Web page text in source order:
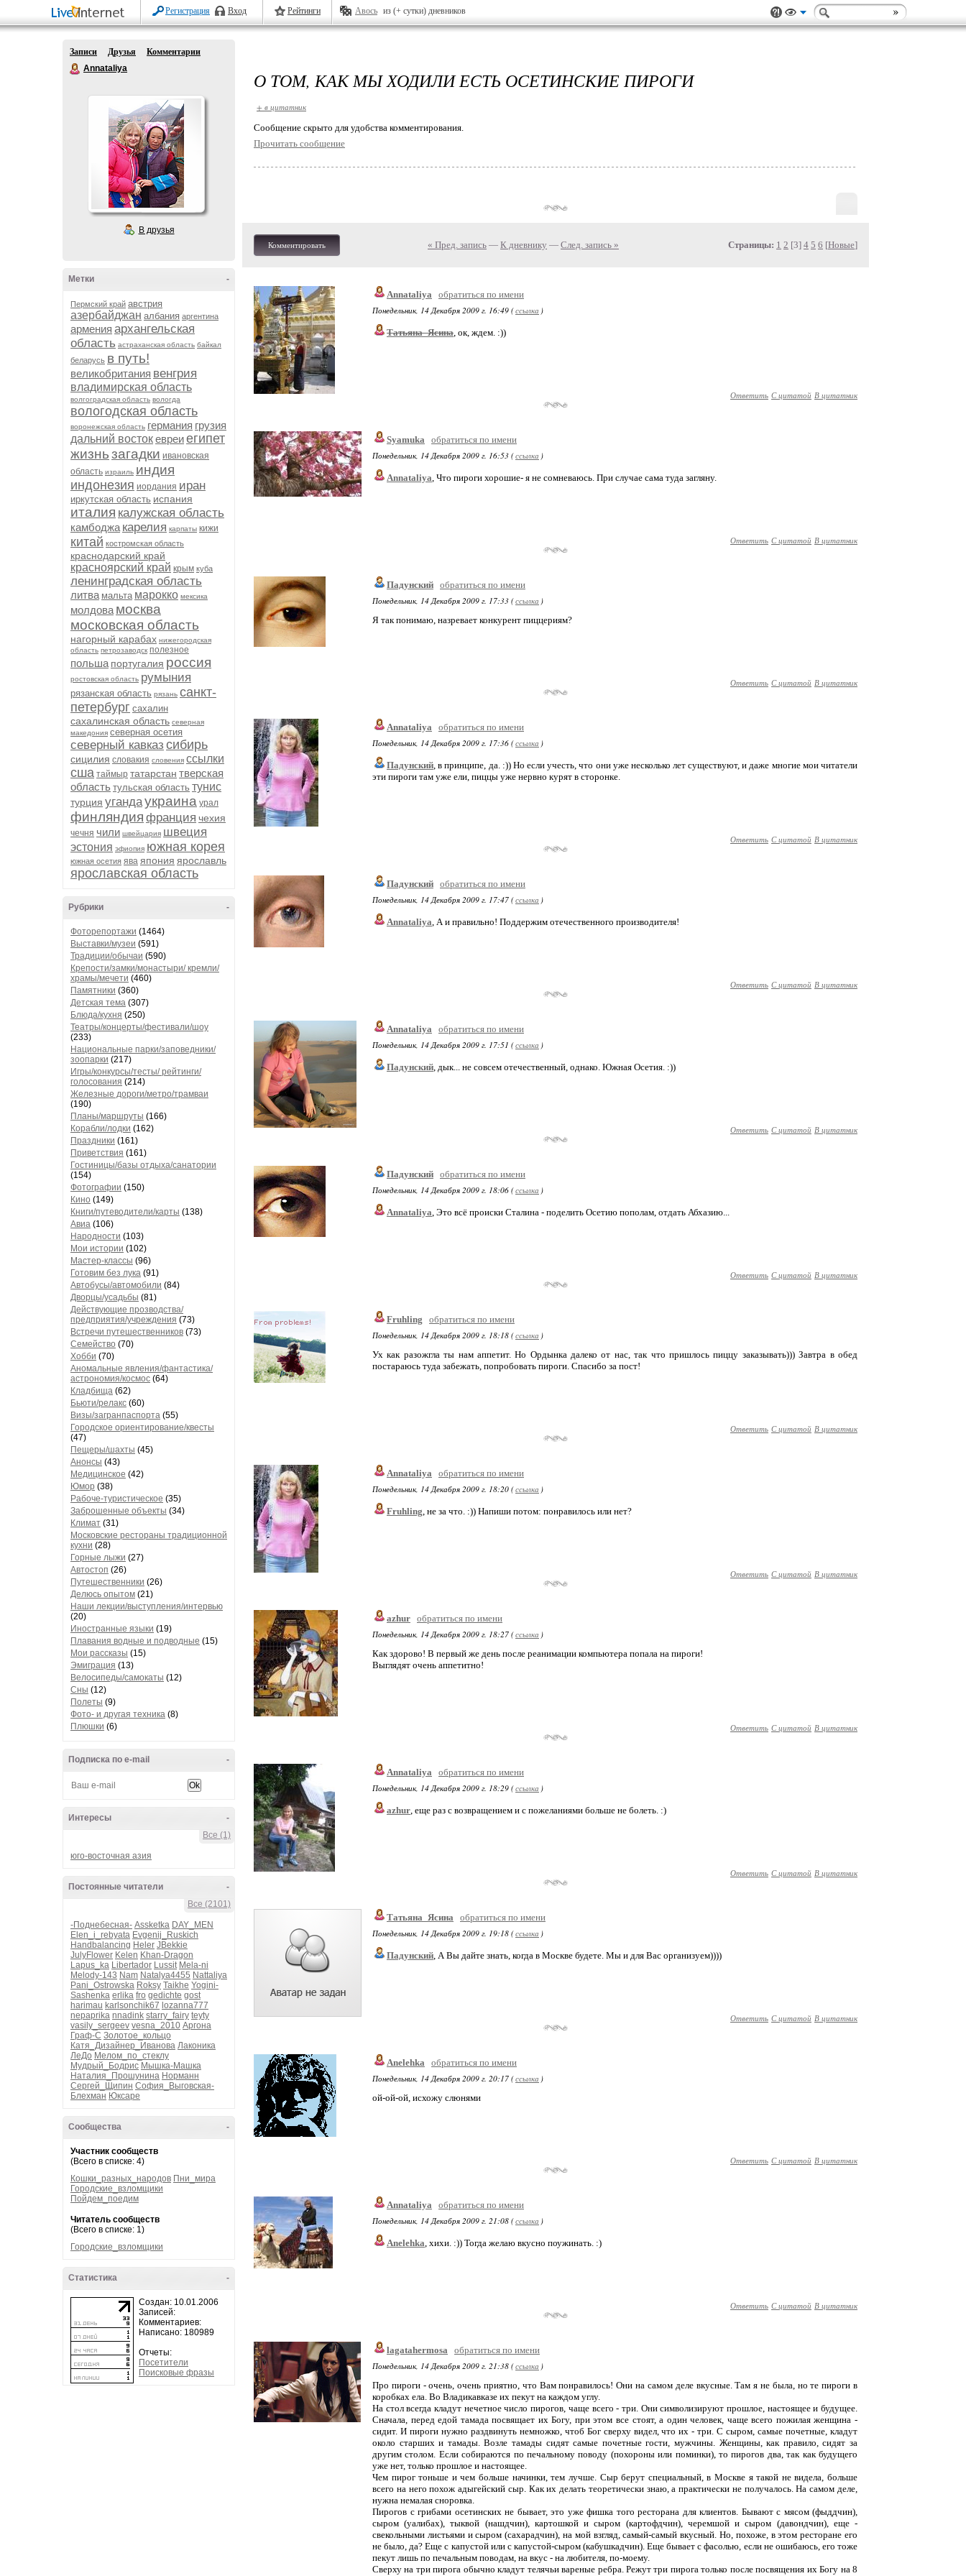
Регистрация Вход Рейтинги Авось из (+ сутки) дневников
Записи Друзья
Комментарии
Annataliya
В друзья
-
Метки
Пермский край австрия
азербайджан албания аргентина
армения архангельская
область астраханская область байкал
беларусь в путь!
великобритания венгрия
владимирская область
волгоградская область вологда
вологодская область
воронежская область германия грузия
дальний востокевреиегипет
жизньзагадки ивановская
область израиль индия
индонезия иордания иран
иркутская область испания
италия калужская область
камбоджа карелия карпаты кижи
китай костромская область
краснодарский край
красноярский край крым куба
ленинградская область
литва мальта марокко мексика
молдова москва
московская область
нагорный карабах нижегородская
область петрозаводск полезное
польша португалия россия
ростовская область румыния
рязанская область рязань санкт-
петербург сахалин
сахалинская область северная
македония северная осетия
северный кавказ сибирь
сицилия словакия словения ссылки
сша таймыр татарстан тверская
область тульская область тунис
турция угандаукраина урал
финляндия франция чехия
чечня чили швейцария швеция
эстония эфиопия южная корея
южная осетия ява япония ярославль
ярославская область
-
Рубрики
Фоторепортажи (1464)
Выставки/музеи (591)
Традиции/обычаи (590)
Крепости/замки/монастыри/ кремли/
храмы/мечети (460)
Памятники (360)
Детская тема (307)
Блюда/кухня (250)
Театры/концерты/фестивали/шоу
(233)
Национальные парки/заповедники/
зоопарки (217)
Игры/конкурсы/тесты/ рейтинги/
голосования (214)
Железные дороги/метро/трамваи
(190)
Планы/маршруты (166)
Корабли/лодки (162)
Праздники (161)
Приветствия (161)
Гостиницы/базы отдыха/санатории
(154)
Фотографии (150)
Кино (149)
Книги/путеводители/карты (138)
Авиа (106)
Народности (103)
Мои истории (102)
Мастер-классы (96)
Готовим без лука (91)
Автобусы/автомобили (84)
Дворцы/усадьбы (81)
Действующие прозводства/
предприятия/учреждения (73)
Встречи путешественников (73)
Семейство (70)
Хобби (70)
Аномальные явления/фантастика/
астрономия/космос (64)
Кладбища (62)
Бьюти/релакс (60)
Визы/загранпаспорта (55)
Городское ориентирование/квесты
(47)
Пещеры/шахты (45)
Анонсы (43)
Медицинское (42)
Юмор (38)
Рабоче-туристическое (35)
Заброшенные объекты (34)
Климат (31)
Московские рестораны традиционной
кухни (28)
Горные лыжи (27)
Автостоп (26)
Путешественники (26)
Делюсь опытом (21)
Наши лекции/выступления/интервью
(20)
Иностранные языки (19)
Плавания водные и подводные (15)
Мои рассказы (15)
Эмиграция (13)
Велосипеды/самокаты (12)
Сны (12)
Полеты (9)
Фото- и другая техника (8)
Плюшки (6)
-
Подписка по e-mail
-
Интересы
Все (1)
юго-восточная азия
-
Постоянные читатели
Все (2101)
-Поднебесная- Assketka DAY_MEN
Elen_i_rebyata Evgenij_Ruskich
Handbalancing Heler JBekkie
JulyFlower Kelen Khan-Dragon
Lapus_ka Libertador Lussit Mela-ni
Melody-143 Nam Natalya4455 Nattaliya
Pani_Ostrowska Roksy Taikhe Yogini-
Sashenka erlika fro gedichte gost
harimau karlsonchik67 lozanna777
nepaprika nnadink starry_fairy teyty
vasily_sergeev vesna_2010 Аргона
Граф-С Золотое_кольцо
Катя_Дизайнер_Иванова Лаконика
ЛеДо Мелом_по_стеклу
Мудрый_Бодрис Мышка-Машка
Наталия_Прошунина Норманн
Сергей_Щипин София_Выговская-
Блехман Юксаре
-
Сообщества
Участник сообществ
(Всего в списке: 4)
Кошки_разных_народов Пни_мира
Городские_взломщики
Пойдем_поедим
Читатель сообществ
(Всего в списке: 1)
Городские_взломщики
-
Статистика
Создан: 10.01.2006
Записей:
Комментариев:
Написано: 180989
Отчеты:
Посетители
Поисковые фразы
О ТОМ, КАК МЫ ХОДИЛИ ЕСТЬ ОСЕТИНСКИЕ ПИРОГИ
+ в цитатник
Cообщение скрыто для удобства комментирования.
Прочитать сообщение
Комментировать « Пред. запись — К дневнику — След. запись » Страницы: 1 2 [3] 4 5 6 [Новые]
Annataliya
обратиться по имени
Понедельник, 14 Декабря 2009 г. 16:49 (ссылка )
Татьяна_Ясина, ок, ждем. :))
Ответить С цитатой В цитатник
Syamuka
обратиться по имени
Понедельник, 14 Декабря 2009 г. 16:53 (ссылка )
Annataliya, Что пироги хорошие- я не сомневаюсь. При случае сама туда загляну.
Ответить С цитатой В цитатник
Падунский обратиться по имени
Понедельник, 14 Декабря 2009 г. 17:33 (ссылка )
Я так понимаю, назревает конкурент пиццериям?
Ответить С цитатой В цитатник
Annataliya
обратиться по имени
Понедельник, 14 Декабря 2009 г. 17:36 (ссылка )
Падунский, в принципе, да. :)) Но если учесть, что они уже несколько лет существуют, и даже многие мои читатели
эти пироги там уже ели, пиццы уже нервно курят в сторонке.
Ответить С цитатой В цитатник
Падунский обратиться по имени
Понедельник, 14 Декабря 2009 г. 17:47 (ссылка )
Annataliya, А и правильно! Поддержим отечественного производителя!
Ответить С цитатой В цитатник
Annataliya
обратиться по имени
Понедельник, 14 Декабря 2009 г. 17:51 (ссылка )
Падунский, дык... не совсем отечественный, однако. Южная Осетия. :))
Ответить С цитатой В цитатник
Падунский обратиться по имени
Понедельник, 14 Декабря 2009 г. 18:06 (ссылка )
Annataliya, Это всё происки Сталина - поделить Осетию пополам, отдать Абхазию...
Ответить С цитатой В цитатник
Fruhling
обратиться по имени
Понедельник, 14 Декабря 2009 г. 18:18 (ссылка )
Ух как разожгла ты нам аппетит. Но Ордынка далеко от нас, так что пришлось пиццу заказывать))) Завтра в обед
постараюсь туда забежать, попробовать пироги. Спасибо за пост!
Ответить С цитатой В цитатник
Annataliya
обратиться по имени
Понедельник, 14 Декабря 2009 г. 18:20 (ссылка )
Fruhling, не за что. :)) Напиши потом: понравилось или нет?
Ответить С цитатой В цитатник
azhur обратиться по имени
Понедельник, 14 Декабря 2009 г. 18:27 (ссылка )
Как здорово! В первый же день после реанимации компьютера попала на пироги!
Выглядят очень аппетитно!
Ответить С цитатой В цитатник
Annataliya
обратиться по имени
Понедельник, 14 Декабря 2009 г. 18:29 (ссылка )
azhur, еще раз с возвращением и с пожеланиями больше не болеть. :)
Ответить С цитатой В цитатник
Татьяна_Ясина
обратиться по имени
Понедельник, 14 Декабря 2009 г. 19:18 (ссылка )
Падунский, А Вы дайте знать, когда в Москве будете. Мы и для Вас организуем))))
Ответить С цитатой В цитатник
Anelehka
обратиться по имени
Понедельник, 14 Декабря 2009 г. 20:17 (ссылка )
ой-ой-ой, исхожу слюнями
Ответить С цитатой В цитатник
Annataliya
обратиться по имени
Понедельник, 14 Декабря 2009 г. 21:08 (ссылка )
Anelehka, хихи. :)) Тогда желаю вкусно поужинать. :)
Ответить С цитатой В цитатник
lagatahermosa
обратиться по имени
Понедельник, 14 Декабря 2009 г. 21:38 (ссылка )
Про пироги - очень, очень приятно, что Вам понравилось! Они на самом деле вкусные. Там я не была, но те пироги в
коробках ела. Во Владикавказе их пекут на каждом углу.
На стол всегда кладут нечетное число пирогов, чаще всего - три. Они символизируют прошлое, настоящее и будущее.
Сначала, перед едой тамада посвящает их Богу, при этом все стоят, а один человек, чаще всего пожилая женщина -
сидит. И пироги нужно раздвинуть немножко, чтоб Бог сверху видел, что их - три. С сыром, самые почетные, кладут
около старших и тамады. Возле тамады сидят самые почетные гости, мужчины. Женщины, как правило, сидят за
другим столом. Если собираются по печальному поводу (похороны или поминки), то пирогов два, так как будущего
уже нет, только прошлое и настоящее.
Чем пирог тоньше и чем больше начинки, тем лучше. Сыр берут специальный, в Москве я такой не видела, больше
всего на него похож адыгейский сыр. Как их делать теоретически знаю, а практически не получалось. На самом деле,
нужна немалая сноровка.
Пирогов с грибами осетинских не бывает, это уже фишка того ресторана для клиентов. Бывают с мясом (фыддчин),
сыром (уалибах), тыквой (нашдчин), картошкой и сыром (картофдчин), черемшой и сыром (давондчин), еще -
свекольными листьями и сыром (сахарадчин), на мой взгляд, самый-самый вкусный. Но, похоже, в этом ресторане его
не было, да? Еще с капустой или с капустой-сыром (кабушкадчин). Еще бывает с фасолью, если не ошибаюсь, его тоже
пекут лишь по печальным поводам, на вкус - на любителя, по-моему.
Сверху на три пирога обычно кладут телячьи вареные ребра. Режут три пирога только после посвящения их Богу на 8